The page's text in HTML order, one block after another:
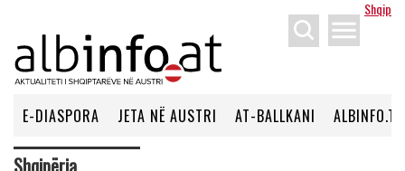
Shqip
menu
E-DIASPORA JETA NË AUSTRI AT-BALLKANI ALBINFO.TV